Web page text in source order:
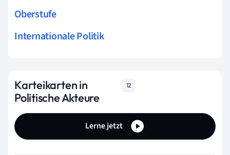
Oberstufe
Internationale Politik
Karteikarten in
Politische Akteure
12
Lerne jetzt